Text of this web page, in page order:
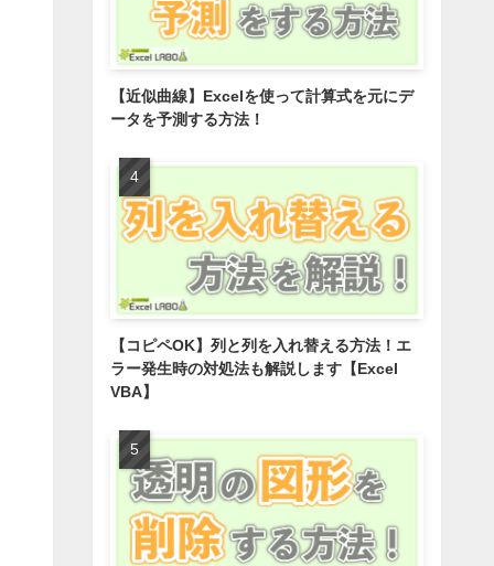
【近似曲線】Excelを使って計算式を元にデ
ータを予測する方法！
【コピペOK】列と列を入れ替える方法！エ
ラー発生時の対処法も解説します【Excel
VBA】